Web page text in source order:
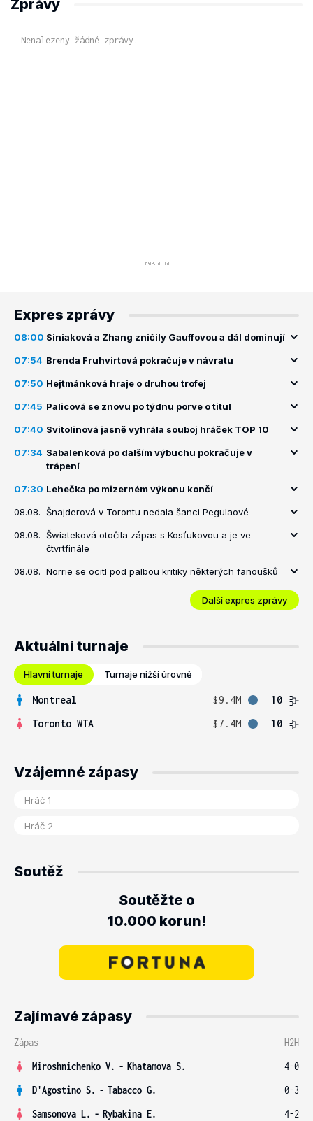
Zprávy
Nenalezeny žádné zprávy.
Expres zprávy
08:00 Siniaková a Zhang zničily Gauffovou a dál dominují
07:54 Brenda Fruhvirtová pokračuje v návratu
07:50 Hejtmánková hraje o druhou trofej
07:45 Palicová se znovu po týdnu porve o titul
07:40 Svitolinová jasně vyhrála souboj hráček TOP 10
07:34 Sabalenková po dalším výbuchu pokračuje v
trápení
07:30 Lehečka po mizerném výkonu končí
08.08. Šnajderová v Torontu nedala šanci Pegulaové
08.08. Šwiateková otočila zápas s Kosťukovou a je ve
čtvrtfinále
08.08. Norrie se ocitl pod palbou kritiky některých fanoušků
Další expres zprávy
Aktuální turnaje
Hlavní turnaje Turnaje nižší úrovně
Montreal $9.4M
10
Toronto WTA
$7.4M 10
Vzájemné zápasy
Soutěž
Soutěžte o
10.000 korun!
Zajímavé zápasy
Zápas
H2H
Miroshnichenko V. - Khatamova S.
4-0
D'Agostino S. - Tabacco G.
0-3
Samsonova L. - Rybakina E.
4-2